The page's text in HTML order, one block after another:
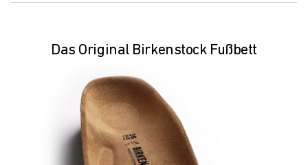
Das Original Birkenstock Fußbett